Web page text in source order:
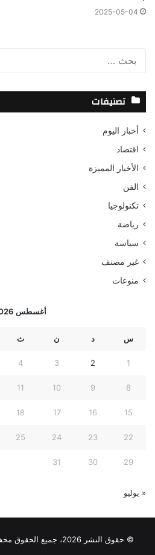
2025-05-04
تصنيفات
أخبار اليوم
اقتصاد
الأخبار المميزة
الفن
تكنولوجيا
رياضة
سياسة
غير مصنف
منوعات
أغسطس 2026
س د ن ث
1
2
3
4
8
9
10
11
15
16
17
18
22
23
24
25
29
30
31
« يوليو
© حقوق النشر 2026، جميع الحقوق محفوظة |